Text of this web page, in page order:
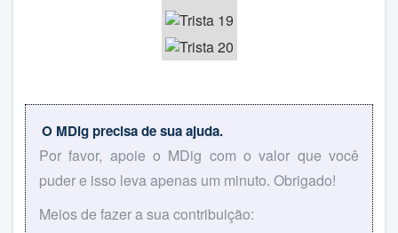
O MDig precisa de sua ajuda.
Por favor, apoie o MDig com o valor que você
puder e isso leva apenas um minuto. Obrigado!
Meios de fazer a sua contribuição: